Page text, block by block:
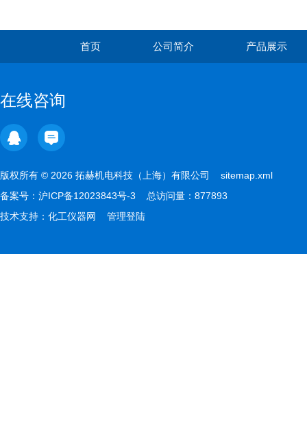
首页 公司简介 产品展示
在线咨询
版权所有 © 2026 拓赫机电科技（上海）有限公司 sitemap.xml
备案号： 沪ICP备12023843号-3 总访问量：877893
技术支持： 化工仪器网 管理登陆